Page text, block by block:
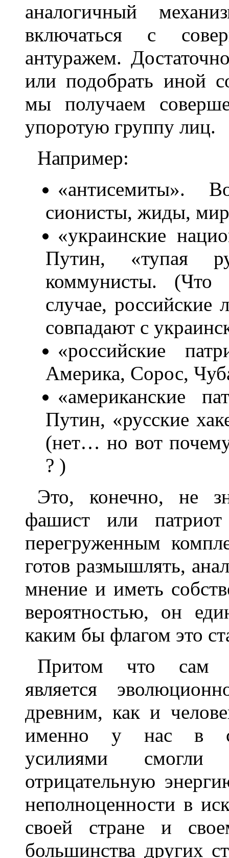
аналогичный
включаться с
антуражем.
или подобрать иной
мы получаем
упоротую группу лиц.
Например:
«антисемиты».
сионисты, жиды,
«украинские
Путин, «тупая
коммунисты. (Что
случае,
совпадают с
«российские
Америка, Сорос,
«американские
Путин, «русские
(нет… но вот почему
? )
Это, конечно, не
фашист или
перегруженным
готов размышлять,
мнение и иметь
вероятностью, он
каким бы флагом это
Притом что сам
является
древним, как и
именно у нас в
усилиями смогли
отрицательную
неполноценности в
своей стране и
большинства других